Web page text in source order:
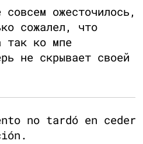
ожесточилось,
сожалел, что
так ко мпе
не скрывает своей
no tardó en ceder